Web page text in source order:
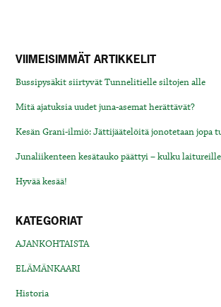
VIIMEISIMMÄT ARTIKKELIT
Bussipysäkit siirtyvät Tunnelitielle siltojen alle
Mitä ajatuksia uudet juna-asemat herättävät?
Kesän Grani-ilmiö: Jättijäätelöitä jonotetaan jopa
Junaliikenteen kesätauko päättyi – kulku
Hyvää kesää!
KATEGORIAT
AJANKOHTAISTA
ELÄMÄNKAARI
Historia